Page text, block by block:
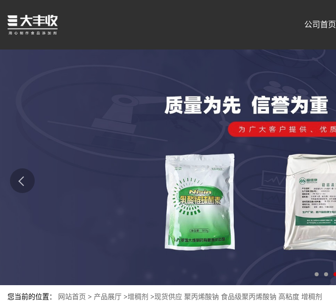
公司首页
您当前的位置： 网站首页 > 产品展厅 >增稠剂 >现货供应 聚丙烯酸钠 食品级聚丙烯酸钠 高粘度 增稠剂